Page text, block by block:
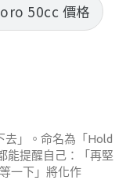
50cc 價格
去」。命名為「Hold
能提醒自己：「再堅
一下」將化作